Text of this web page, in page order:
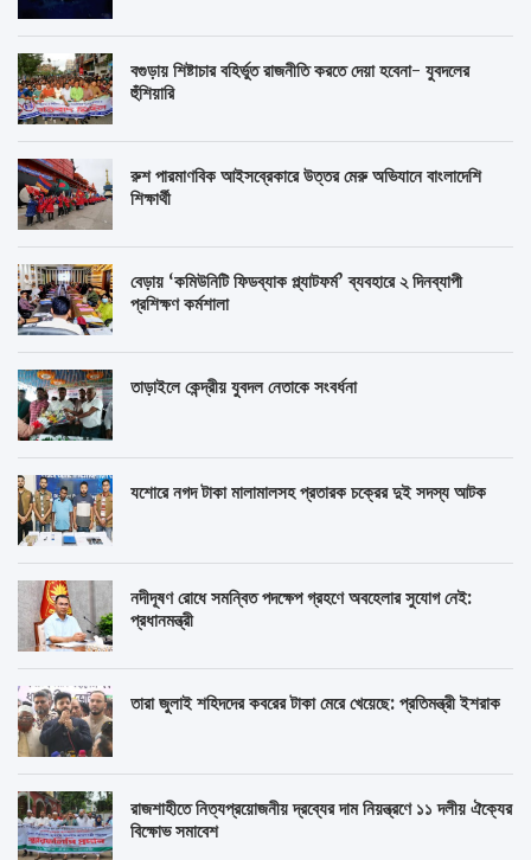
বগুড়ায় শিষ্টাচার বহির্ভুত রাজনীতি করতে দেয়া হবেনা- যুবদলের
হুঁশিয়ারি
রুশ পারমাণবিক আইসব্রেকারে উত্তর মেরু অভিযানে বাংলাদেশি
শিক্ষার্থী
বেড়ায় ‘কমিউনিটি ফিডব্যাক প্ল্যাটফর্ম’ ব্যবহারে ২ দিনব্যাপী
প্রশিক্ষণ কর্মশালা
তাড়াইলে কেন্দ্রীয় যুবদল নেতাকে সংবর্ধনা
যশোরে নগদ টাকা মালামালসহ প্রতারক চক্রের দুই সদস্য আটক
নদীদূষণ রোধে সমন্বিত পদক্ষেপ গ্রহণে অবহেলার সুযোগ নেই:
প্রধানমন্ত্রী
তারা জুলাই শহিদদের কবরের টাকা মেরে খেয়েছে: প্রতিমন্ত্রী ইশরাক
রাজশাহীতে নিত্যপ্রয়োজনীয় দ্রব্যের দাম নিয়ন্ত্রণে ১১ দলীয় ঐক্যের
বিক্ষোভ সমাবেশ